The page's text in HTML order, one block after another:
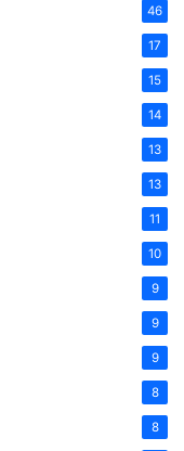
46
17
15
14
13
13
11
10
9
9
9
8
8